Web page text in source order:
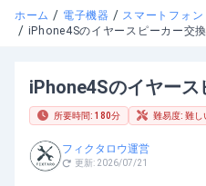
ホーム / 電子機器 / スマートフォン
/ iPhone4Sのイヤースピーカー交
iPhone4Sのイヤー
所要時間: 180分 難易度: 難し
フィクタロウ運営
更新: 2026/07/21